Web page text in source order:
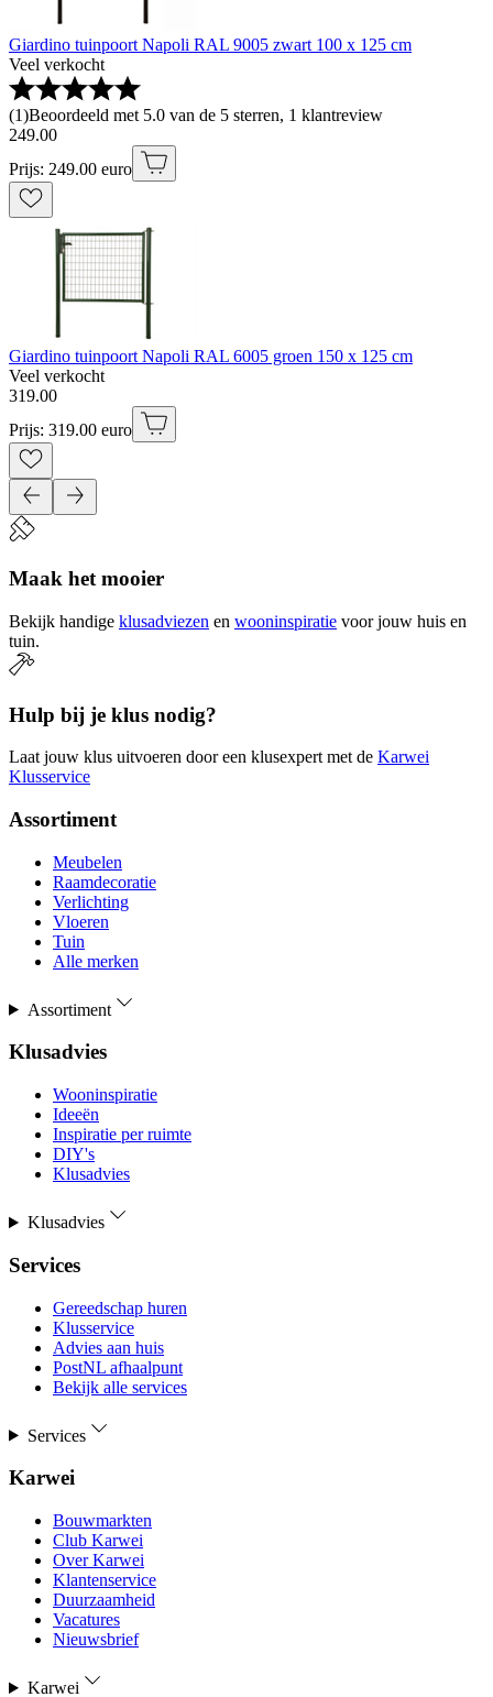
Giardino tuinpoort Napoli RAL 9005 zwart 100 x 125 cm
Veel verkocht
(1)Beoordeeld met 5.0 van de 5 sterren, 1 klantreview
249.00
Prijs: 249.00 euro
Giardino tuinpoort Napoli RAL 6005 groen 150 x 125 cm
Veel verkocht
319.00
Prijs: 319.00 euro
Maak het mooier
Bekijk handige klusadviezen en wooninspiratie voor jouw huis en
tuin.
Hulp bij je klus nodig?
Laat jouw klus uitvoeren door een klusexpert met de Karwei
Klusservice
Assortiment
Meubelen
Raamdecoratie
Verlichting
Vloeren
Tuin
Alle merken
Assortiment
Klusadvies
Wooninspiratie
Ideeën
Inspiratie per ruimte
DIY's
Klusadvies
Klusadvies
Services
Gereedschap huren
Klusservice
Advies aan huis
PostNL afhaalpunt
Bekijk alle services
Services
Karwei
Bouwmarkten
Club Karwei
Over Karwei
Klantenservice
Duurzaamheid
Vacatures
Nieuwsbrief
Karwei